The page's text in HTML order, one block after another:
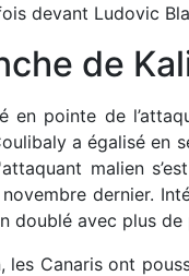
devant Ludovic
de
en pointe de
a égalisé en
malien
dernier.
doublé avec plus
les Canaris ont